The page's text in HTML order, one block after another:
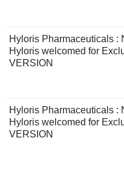
Hyloris Pharmaceuticals :
Hyloris welcomed for
VERSION
Hyloris Pharmaceuticals :
Hyloris welcomed for
VERSION